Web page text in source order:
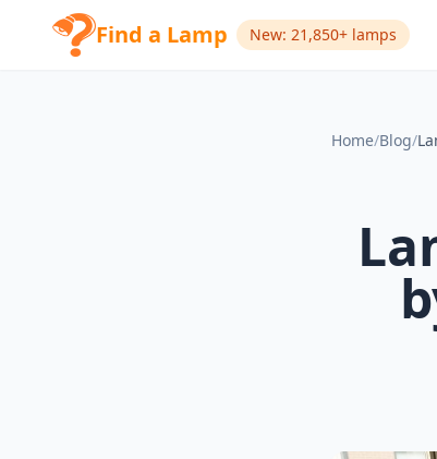
Find a Lamp New: 21,850+ lamps
Home/Blog/